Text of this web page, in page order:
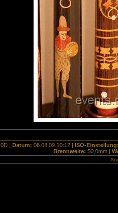
| Datum: 08.08.09 10:12 | ISO-
Brennweite: 50,0mm |